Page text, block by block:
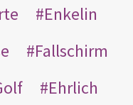
Enkelin
Fallschirm
Ehrlich